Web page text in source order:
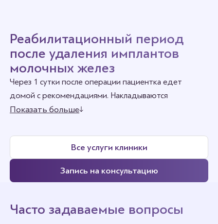
Реабилитационный период
после удаления имплантов
молочных желез
Через 1 сутки после операции пациентка едет
домой с рекомендациями. Накладываются
саморассасывающиеся швы, которые не нужно
Период реабилитации после повторного
хирургического вмешательства значительно легче!
Первые несколько дней наблюдаются отёчность,
присутствуют синяки. Все дискомфортный
Послеоперационный период предполагает ношение
специального плотного белья. Оценить полученный
Показать больше
Все услуги клиники
Запись на консультацию
Часто задаваемые вопросы